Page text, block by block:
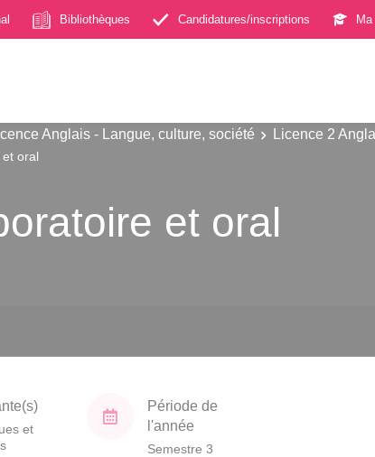
Bibliothèques Candidatures/inscriptions Ma
Anglais - Langue, culture, société
Licence 2
oral
et oral
et
Période de
l'année
Semestre 3